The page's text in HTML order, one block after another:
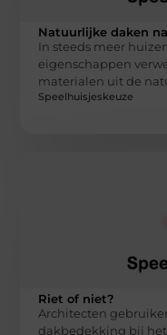
Natuurlijke daken
In steeds meer
eigenschappen
materialen uit de
Speelhuisjeskeuze
Riet of niet?
Architecten
dakbedekking bij